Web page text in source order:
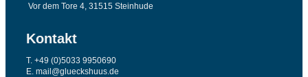
Vor dem Tore 4, 31515 Steinhude
Kontakt
T. +49 (0)5033 9950690
E. mail@glueckshuus.de